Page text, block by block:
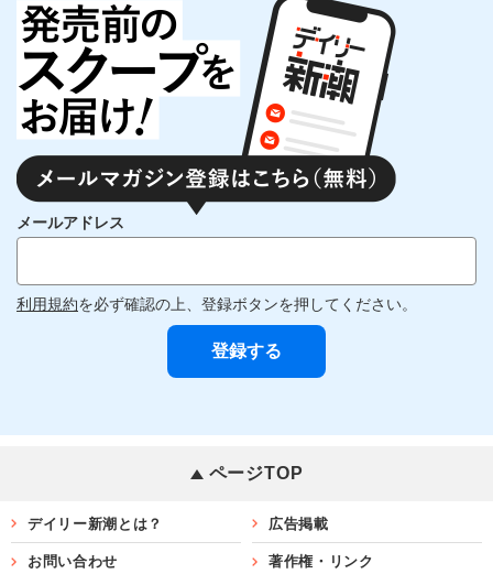
メールアドレス
利用規約を必ず確認の上、登録ボタンを押してください。
ページTOP
デイリー新潮とは？ 広告掲載
お問い合わせ 著作権・リンク